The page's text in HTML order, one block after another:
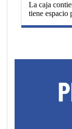
La caja
tiene espacio